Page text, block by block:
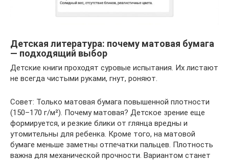
Детская литература: почему матовая бумага
— подходящий выбор
Детские книги проходят суровые испытания. Их листают
не всегда чистыми руками, гнут, роняют.
Совет: Только матовая бумага повышенной плотности
(150–170 г/м²). Почему матовая? Детское зрение еще
формируется, и резкие блики от глянца вредны и
утомительны для ребенка. Кроме того, на матовой
бумаге меньше заметны отпечатки пальцев. Плотность
важна для механической прочности. Вариантом станет